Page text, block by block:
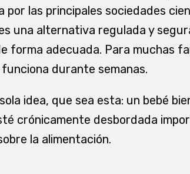
las principales sociedades
una alternativa regulada y
forma adecuada. Para muchas
durante semanas.
idea, que sea esta: un bebé
crónicamente desbordada
la alimentación.